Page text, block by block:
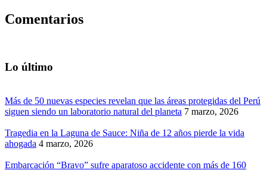
Comentarios
Lo último
Más de 50 nuevas especies revelan que las áreas protegidas del Perú
siguen siendo un laboratorio natural del planeta 7 marzo, 2026
Tragedia en la Laguna de Sauce: Niña de 12 años pierde la vida
ahogada 4 marzo, 2026
Embarcación “Bravo” sufre aparatoso accidente con más de 160